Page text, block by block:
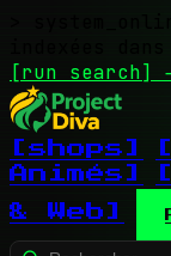
indexées
[run search]
[shops]
Animés]
& Web]